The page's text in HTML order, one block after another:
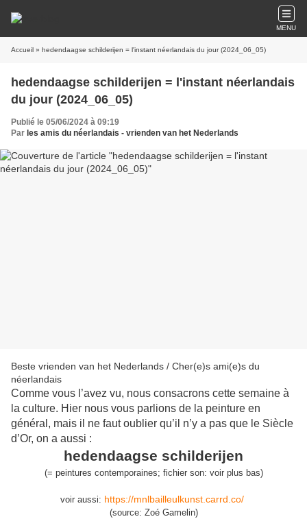
MENU
Accueil » hedendaagse schilderijen = l'instant néerlandais du jour (2024_06_05)
hedendaagse schilderijen = l'instant néerlandais
du jour (2024_06_05)
Publié le 05/06/2024 à 09:19
Par les amis du néerlandais - vrienden van het Nederlands
Beste vrienden van het Nederlands / Cher(e)s ami(e)s du
néerlandais
Comme vous l’avez vu, nous consacrons cette semaine à
la culture. Hier nous vous parlions de la peinture en
général, mais il ne faut oublier qu’il n’y a pas que le Siècle
d’Or, on a aussi :
hedendaagse schilderijen
(= peintures contemporaines; fichier son: voir plus bas)
voir aussi: https://mnlbailleulkunst.carrd.co/
(source: Zoé Gamelin)